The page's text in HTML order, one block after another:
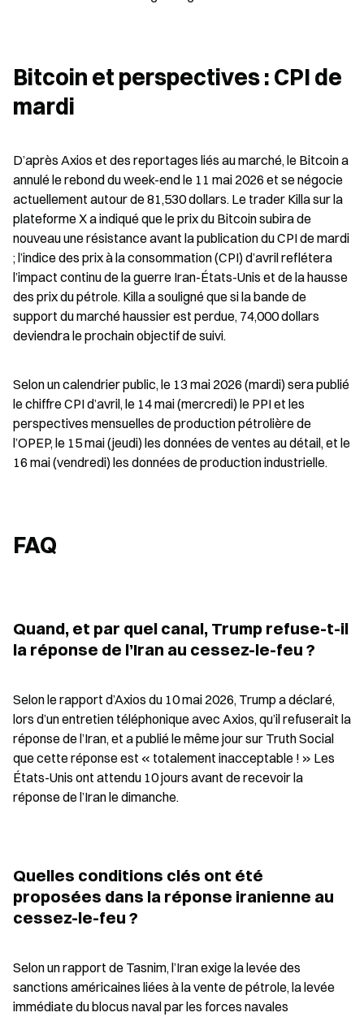
Bitcoin et perspectives : CPI de
mardi
D’après Axios et des reportages liés au marché, le Bitcoin a
annulé le rebond du week-end le 11 mai 2026 et se négocie
actuellement autour de 81,530 dollars. Le trader Killa sur la
plateforme X a indiqué que le prix du Bitcoin subira de
nouveau une résistance avant la publication du CPI de mardi
; l’indice des prix à la consommation (CPI) d’avril reflétera
l’impact continu de la guerre Iran-États-Unis et de la hausse
des prix du pétrole. Killa a souligné que si la bande de
support du marché haussier est perdue, 74,000 dollars
deviendra le prochain objectif de suivi.
Selon un calendrier public, le 13 mai 2026 (mardi) sera publié
le chiffre CPI d’avril, le 14 mai (mercredi) le PPI et les
perspectives mensuelles de production pétrolière de
l’OPEP, le 15 mai (jeudi) les données de ventes au détail, et le
16 mai (vendredi) les données de production industrielle.
FAQ
Quand, et par quel canal, Trump refuse-t-il
la réponse de l’Iran au cessez-le-feu ?
Selon le rapport d’Axios du 10 mai 2026, Trump a déclaré,
lors d’un entretien téléphonique avec Axios, qu’il refuserait la
réponse de l’Iran, et a publié le même jour sur Truth Social
que cette réponse est « totalement inacceptable ! » Les
États-Unis ont attendu 10 jours avant de recevoir la
réponse de l’Iran le dimanche.
Quelles conditions clés ont été
proposées dans la réponse iranienne au
cessez-le-feu ?
Selon un rapport de Tasnim, l’Iran exige la levée des
sanctions américaines liées à la vente de pétrole, la levée
immédiate du blocus naval par les forces navales